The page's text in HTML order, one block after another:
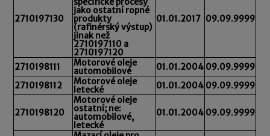
2710197130
jako ostatní ropné
produkty
(rafinérský výstup)
jinak než
2710197110 a
2710197120
01.01.2017 09.09.9999
2710198111 Motorové oleje
automobilové 01.01.2004 09.09.9999
2710198112
Motorové oleje
letecké 01.01.2004 09.09.9999
2710198120
Motorové oleje
ostatní; ne:
automobilové,
letecké
01.01.2004 09.09.9999